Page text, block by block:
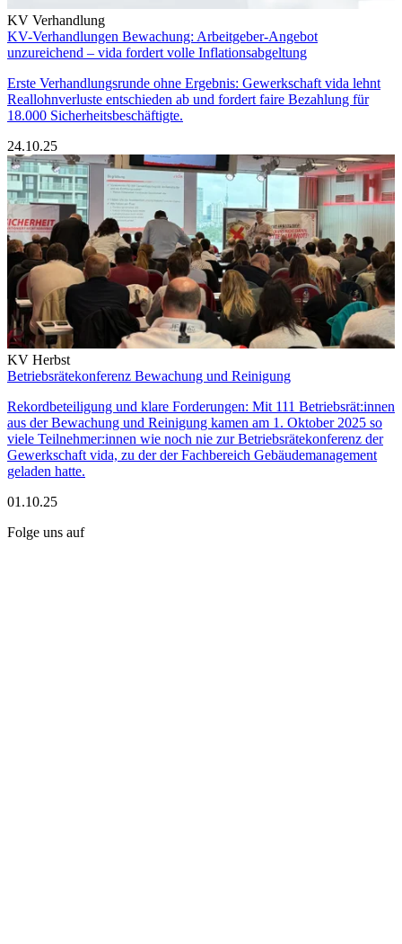
KV Verhandlung
KV-Verhandlungen Bewachung: Arbeitgeber-Angebot
unzureichend – vida fordert volle Inflationsabgeltung
Erste Verhandlungsrunde ohne Ergebnis: Gewerkschaft vida lehnt
Reallohnverluste entschieden ab und fordert faire Bezahlung für
18.000 Sicherheitsbeschäftigte.
24.10.25
KV Herbst
Betriebsrätekonferenz Bewachung und Reinigung
Rekordbeteiligung und klare Forderungen: Mit 111 Betriebsrät:innen
aus der Bewachung und Reinigung kamen am 1. Oktober 2025 so
viele Teilnehmer:innen wie noch nie zur Betriebsrätekonferenz der
Gewerkschaft vida, zu der der Fachbereich Gebäudemanagement
geladen hatte.
01.10.25
Folge uns auf